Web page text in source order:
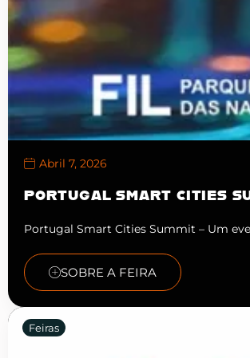
Abril 7, 2026
PORTUGAL SMART CITIES
Portugal Smart Cities Summit – Um
SOBRE A FEIRA
Feiras